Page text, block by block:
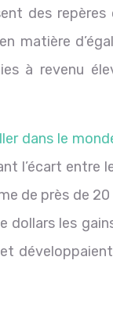
des
matière
à revenu
dans le
l’écart entre
de près de 20
les